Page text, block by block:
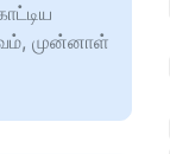
முன்னாள்